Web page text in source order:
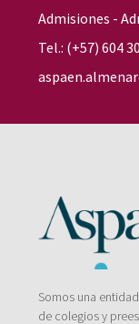
Admisiones -
Tel.: (+57) 604
Somos una
de colegios y